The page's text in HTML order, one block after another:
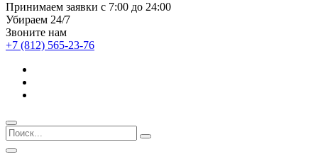
Принимаем заявки с 7:00 до 24:00
Убираем 24/7
Звоните нам
+7 (812) 565-23-76